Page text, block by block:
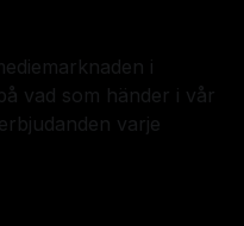
i
vad som händer i vår
varje